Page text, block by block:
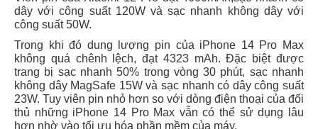
dây với công suất 120W và sạc nhanh không dây với
công suất 50W.
Trong khi đó dung lượng pin của iPhone 14 Pro Max
không quá chênh lệch, đạt 4323 mAh. Đặc biệt được
trang bị sạc nhanh 50% trong vòng 30 phút, sạc nhanh
không dây MagSafe 15W và sạc nhanh có dây công suất
23W. Tuy viên pin nhỏ hơn so với dòng điện thoại của đối
thủ những iPhone 14 Pro Max vẫn có thể sử dụng lâu
hơn nhờ vào tối ưu hóa phần mềm của máy.